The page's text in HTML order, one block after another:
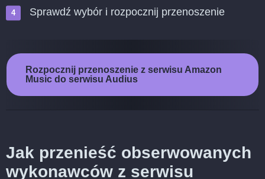
Sprawdź wybór i rozpocznij przenoszenie
Rozpocznij przenoszenie z serwisu Amazon
Music do serwisu Audius
Jak przenieść obserwowanych
wykonawców z serwisu